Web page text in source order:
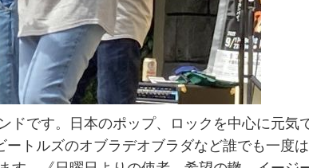
ドです。日本のポップ、ロックを中心に元気
トルズのオブラデオブラダなど誰でも一度